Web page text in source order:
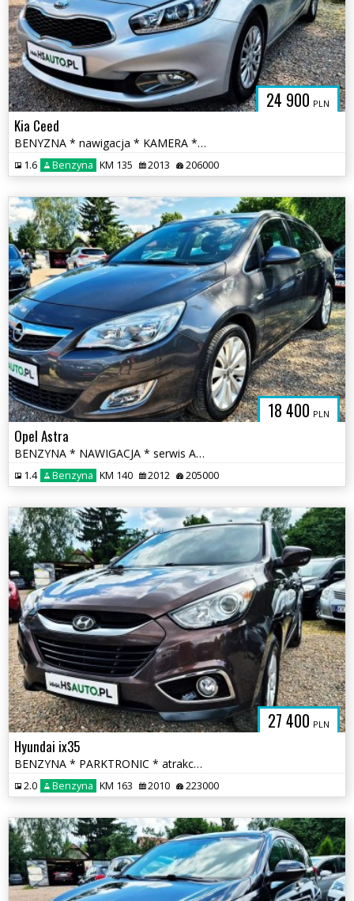
24 900 PLN
Kia Ceed
BENYZNA * nawigacja * KAMERA * serwis ASO * super * OKAZJA
1.6 Benzyna KM 135 2013 206000
18 400 PLN
Opel Astra
BENZYNA * NAWIGACJA * serwis ASO Opel * super * OKAZJA * polecamy
1.4 Benzyna KM 140 2012 205000
27 400 PLN
Hyundai ix35
BENZYNA * PARKTRONIC * atrakcyjny wygląd * super * okazja * POLECAMY
2.0 Benzyna KM 163 2010 223000